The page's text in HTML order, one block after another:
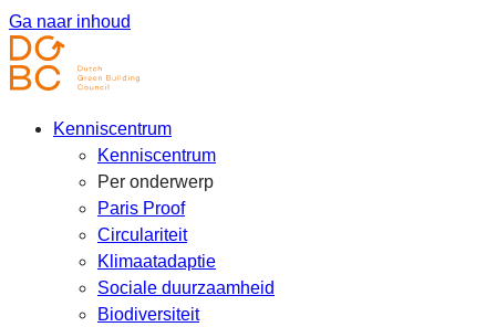
Ga naar inhoud
Kenniscentrum
Kenniscentrum
Per onderwerp
Paris Proof
Circulariteit
Klimaatadaptie
Sociale duurzaamheid
Biodiversiteit